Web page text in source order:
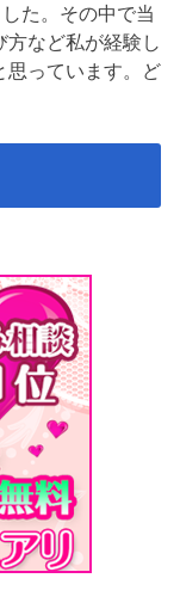
た。その中で当
方など私が経験し
思っています。ど